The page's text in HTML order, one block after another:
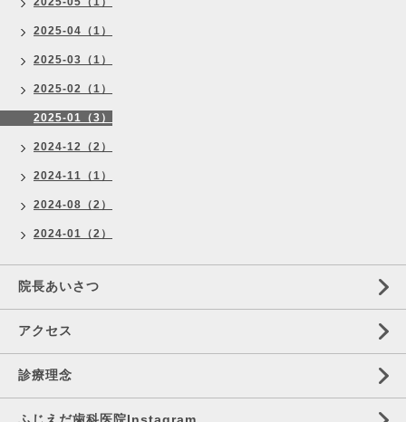
2025-04（1）
2025-03（1）
2025-02（1）
2025-01（3）
2024-12（2）
2024-11（1）
2024-08（2）
2024-01（2）
院長あいさつ
アクセス
診療理念